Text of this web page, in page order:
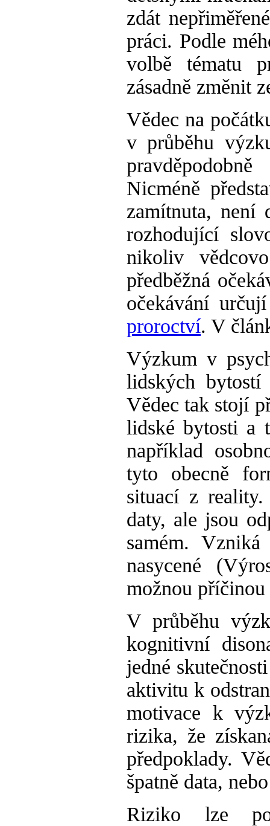
zdát
práci. Podle
volbě tématu
zásadně změnit
Vědec na
v průběhu
Nicméně
zamítnuta, není
rozhodující
nikoliv
předběžná
očekávání
proroctví. V
Výzkum v
lidských
Vědec tak stojí
lidské bytosti a
například
tyto obecně
situací z
daty, ale jsou
samém.
nasycené
možnou
V průběhu
kognitivní
jedné
aktivitu k
motivace k
rizika, že
předpoklady.
špatně data,
Riziko lze